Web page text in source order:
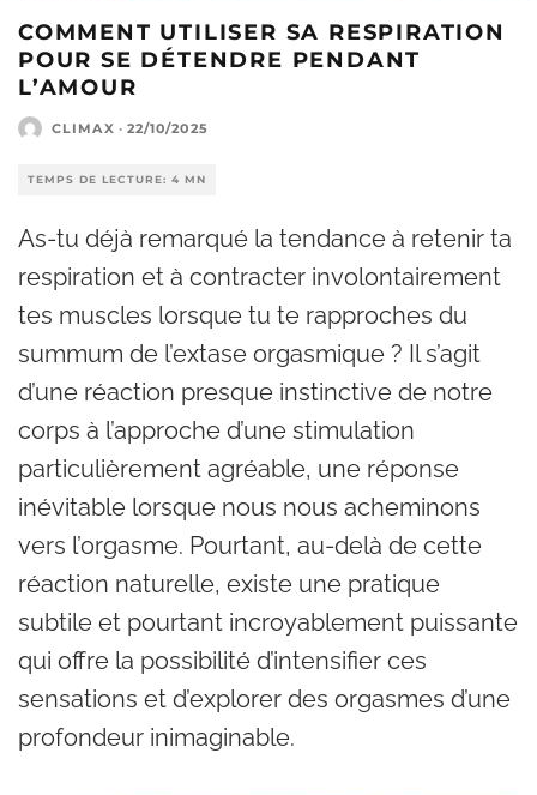
COMMENT UTILISER SA RESPIRATION
POUR SE DÉTENDRE PENDANT
L’AMOUR
CLIMAX · 22/10/2025
TEMPS DE LECTURE: 4 MN
As-tu déjà remarqué la tendance à retenir ta
respiration et à contracter involontairement
tes muscles lorsque tu te rapproches du
summum de l’extase orgasmique ? Il s’agit
d’une réaction presque instinctive de notre
corps à l’approche d’une stimulation
particulièrement agréable, une réponse
inévitable lorsque nous nous acheminons
vers l’orgasme. Pourtant, au-delà de cette
réaction naturelle, existe une pratique
subtile et pourtant incroyablement puissante
qui offre la possibilité d’intensifier ces
sensations et d’explorer des orgasmes d’une
profondeur inimaginable.